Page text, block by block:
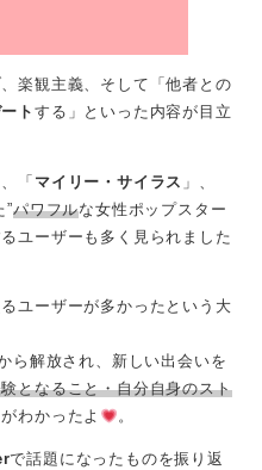
楽観主義、そして「他者との
トする」といった内容が目立
、「 マイリー・サイラス 」、
”パワフルな女性ポップスター
ユーザーも多く見られました
ユーザーが多かったという大
ら解放され、新しい出会いを
となること・自分自身のスト
わかったよ 。
で話題になったものを振り返